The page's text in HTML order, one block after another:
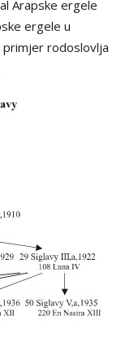
Arapske ergele
ergele u
primjer rodoslovlja